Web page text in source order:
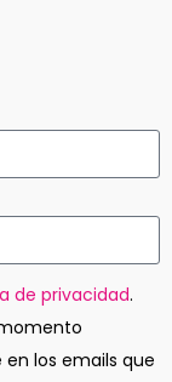
de privacidad.
los emails que